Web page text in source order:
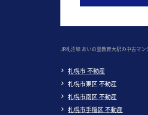
JR札沼線 あいの里教育大駅の中古マ
札幌市 不動産
札幌市東区 不動産
札幌市南区 不動産
札幌市手稲区 不動産